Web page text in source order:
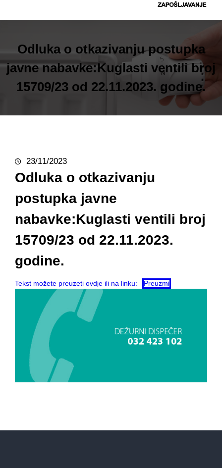
r
gOdluka o otkazivanju postupka
javne nabavke:Kuglasti ventili broj
15709/23 od 22.11.2023. godine.
23/11/2023
Odluka o otkazivanju
postupka javne
nabavke:Kuglasti ventili broj
15709/23 od 22.11.2023.
godine.
Tekst možete preuzeti ovdje ili na linku: Preuzmi